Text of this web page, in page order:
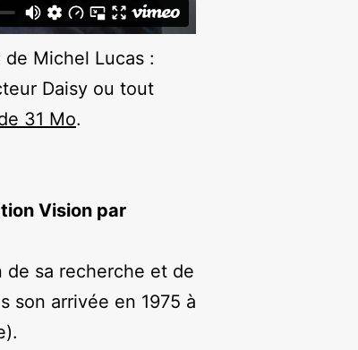
Michel Lucas :
Daisy ou tout
31 Mo.
Vision par
de sa recherche et de
son arrivée en 1975 à